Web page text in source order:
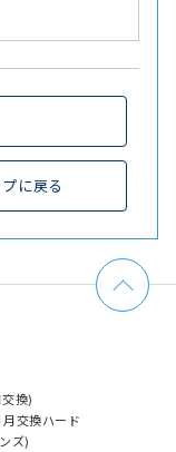
に戻る
換)
交換ハード
ズ)